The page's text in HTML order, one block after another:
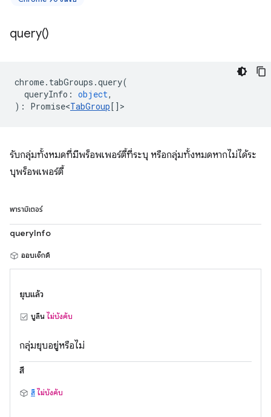
query()
chrome. tabGroups .query(
queryInfo : object,
) : Promise<TabGroup[] >
รับกลุ่มทั้งหมดที่มีพร็อพเพอร์ตี้ที่ระบุ หรือกลุ่มทั้งหมดหากไม่ได้ระ
บุพร็อพเพอร์ตี้
พารามิเตอร์
queryInfo
ออบเจ็กต์
ยุบแล้ว
บูลีน ไม่บังคับ
กลุ่มยุบอยู่หรือไม่
สี
สี ไม่บังคับ